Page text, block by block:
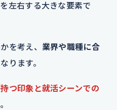
左右する大きな要素で
を考え、 業界や職種に合
ります。
つ印象と就活シーンでの